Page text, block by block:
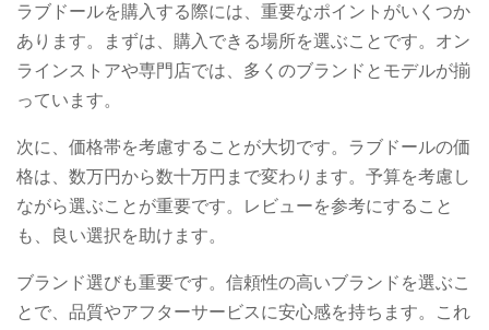
ラブドールを購入する際には、重要なポイントがいくつか
あります。まずは、購入できる場所を選ぶことです。オン
ラインストアや専門店では、多くのブランドとモデルが揃
っています。
次に、価格帯を考慮することが大切です。ラブドールの価
格は、数万円から数十万円まで変わります。予算を考慮し
ながら選ぶことが重要です。レビューを参考にすること
も、良い選択を助けます。
ブランド選びも重要です。信頼性の高いブランドを選ぶこ
とで、品質やアフターサービスに安心感を持ちます。これ